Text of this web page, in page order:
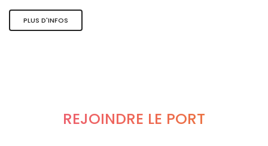
PLUS D'INFOS
REJOINDRE LE PORT